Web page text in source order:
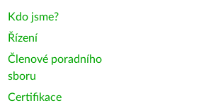
Kdo jsme?
Řízení
Členové poradního
sboru
Certifikace